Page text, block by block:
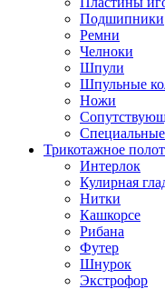
Подшипники
Ремни
Челноки
Шпули
Шпульные
Ножи
Трикотажное
Интерлок
Кулирная
Нитки
Кашкорсе
Рибана
Футер
Шнурок
Экстрофор